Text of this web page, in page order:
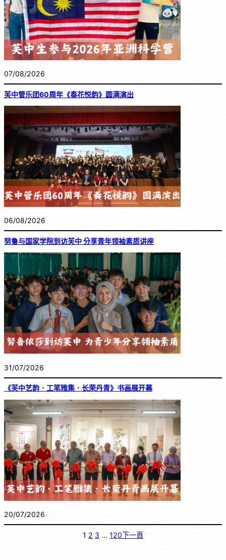
07/08/2026
芙中管乐团60周年《奏花悦韵》圆满演出
06/08/2026
努鲁与国家学院到访芙中 分享青年领袖素质讲座
31/07/2026
《芙中艺韵．工笔雅集．长荣丹青》书画展开幕
20/07/2026
1 2 3 … 120下一頁